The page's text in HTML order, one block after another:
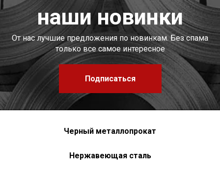
наши новинки
От нас лучшие предложения по новинкам. Без спама
только все самое интересное
Подписаться
Черный металлопрокат
Нержавеющая сталь